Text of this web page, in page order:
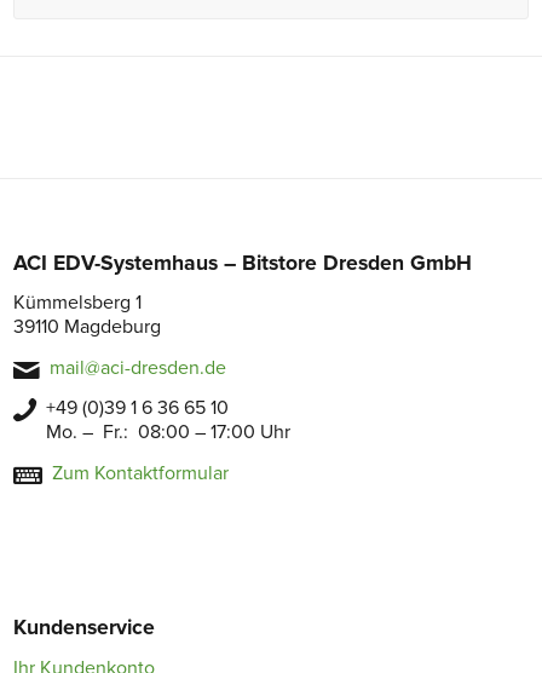
ACI EDV-Systemhaus – Bitstore Dresden GmbH
Kümmelsberg 1
39110 Magdeburg
mail@aci-dresden.de
+49 (0)39 1 6 36 65 10
Mo. – Fr.: 08:00 – 17:00 Uhr
Zum Kontaktformular
Kundenservice